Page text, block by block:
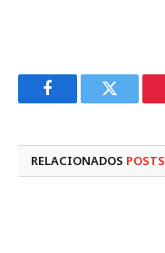
FacebookTwitter
RELACIONADOS POSTS